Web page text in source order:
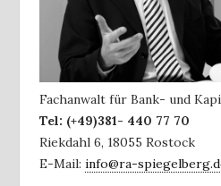
Fachanwalt für Bank- und
Tel: (+49)381- 440 77 70
Riekdahl 6, 18055 Rostock
E-Mail: info@ra-